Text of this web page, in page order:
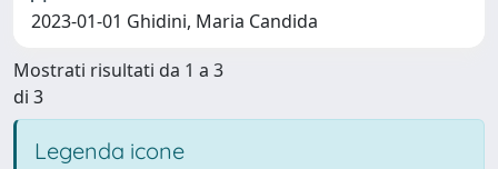
2023-01-01 Ghidini, Maria Candida
Mostrati risultati da 1 a 3
di 3
Legenda icone